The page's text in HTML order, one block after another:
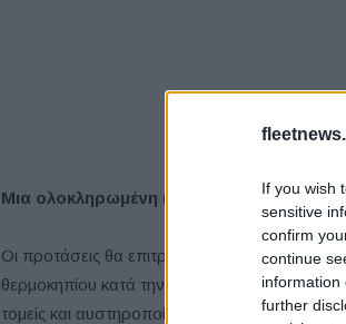
If you wish
sensitive
confirm
continue
information
further
Μια ολοκληρωμένη και διασυνδεδεμένη
Οι προτάσεις θα επιτρέψουν την αναγκαία
θερμοκηπίου κατά την επόμενη δεκαετία.
τομείς και αυστηροποίηση του